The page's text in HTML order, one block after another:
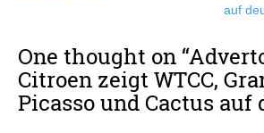
auf
One thought on “
Citroen zeigt WTCC,
Picasso und Cactus auf